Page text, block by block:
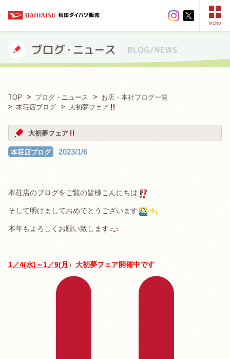
MENU
TOP ブログ・ニュース
お店・本社ブログ一覧
本荘店ブログ
大初夢フェア
大初夢フェア
本荘店ブログ 2023/1/6
本荘店のブログをご覧の皆様こんにちは
そして明けましておめでとうございます
本年もよろしくお願い致します
1／4(水)～1／9(月 ） 大初夢フェア開催中です